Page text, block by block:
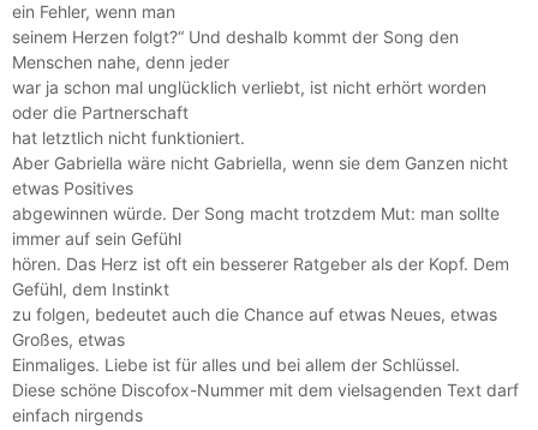
ein Fehler, wenn man
seinem Herzen folgt?“ Und deshalb kommt der Song den
Menschen nahe, denn jeder
war ja schon mal unglücklich verliebt, ist nicht erhört worden
oder die Partnerschaft
hat letztlich nicht funktioniert.
Aber Gabriella wäre nicht Gabriella, wenn sie dem Ganzen nicht
etwas Positives
abgewinnen würde. Der Song macht trotzdem Mut: man sollte
immer auf sein Gefühl
hören. Das Herz ist oft ein besserer Ratgeber als der Kopf. Dem
Gefühl, dem Instinkt
zu folgen, bedeutet auch die Chance auf etwas Neues, etwas
Großes, etwas
Einmaliges. Liebe ist für alles und bei allem der Schlüssel.
Diese schöne Discofox-Nummer mit dem vielsagenden Text darf
einfach nirgends